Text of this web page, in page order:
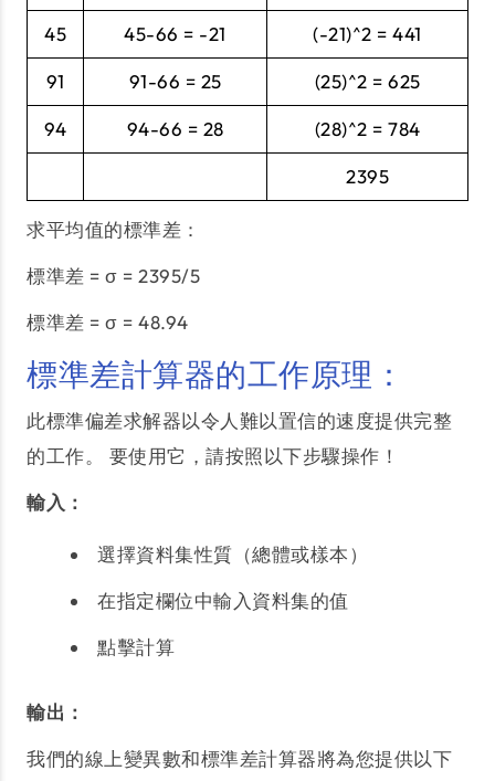
45 45-66 = -21 (-21)^2 = 441
91 91-66 = 25 (25)^2 = 625
94 94-66 = 28 (28)^2 = 784
2395
求平均值的標準差：
標準差 = σ = 2395/5
標準差 = σ = 48.94
標準差計算器的工作原理：
此標準偏差求解器以令人難以置信的速度提供完整
的工作。 要使用它，請按照以下步驟操作！
輸入：
選擇資料集性質（總體或樣本）
在指定欄位中輸入資料集的值
點擊計算
輸出：
我們的線上變異數和標準差計算器將為您提供以下